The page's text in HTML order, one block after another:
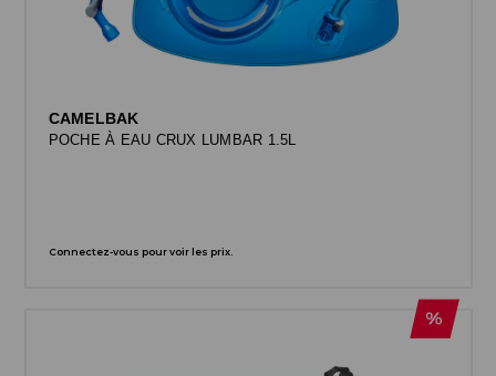
CAMELBAK
POCHE À EAU CRUX LUMBAR 1.5L
Connectez-vous pour voir les prix.